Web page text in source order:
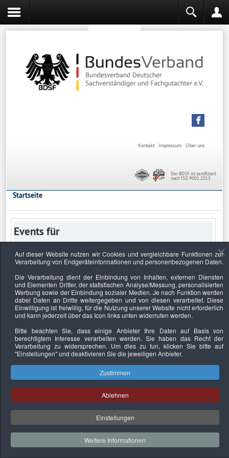
Über uns
Impressum
Kontakt
Der BDSF ist zertifiziert
nach ISO 9001:2015
Startseite
Events für
Keine Termine
Datenschutzerklärung Urheberrechtsnachweise Nachhaltigkeit
Copyright © 2026. Bundesverband Deutscher
Sachverständiger und Fachgutachter e.V..
Auf dieser Website nutzen wir Cookies und vergleichbare Funktionen zur
Verarbeitung von Endgeräteinformationen und personenbezogenen Daten.
Die Verarbeitung dient der Einbindung von Inhalten, externen Diensten
und Elementen Dritter, der statistischen Analyse/Messung, personalisierten
Werbung sowie der Einbindung sozialer Medien. Je nach Funktion werden
dabei Daten an Dritte weitergegeben und von diesen verarbeitet. Diese
Einwilligung ist freiwillig, für die Nutzung unserer Website nicht erforderlich
und kann jederzeit über das Icon links unten widerrufen werden.
Bitte beachten Sie, dass einige Anbieter Ihre Daten auf Basis von
berechtigtem Interesse verarbeiten werden. Sie haben das Recht der
Verarbeitung zu widersprechen. Um dies zu tun, klicken Sie bitte auf
"Einstellungen"und deaktivieren Sie die jeweiligen Anbieter.
Zustimmen
Ablehnen
Einstellungen
Weitere Informationen